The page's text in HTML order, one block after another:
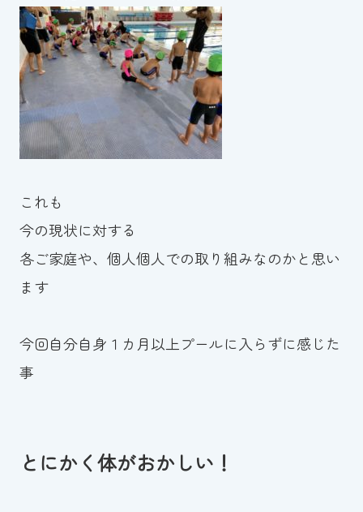
これも
今の現状に対する
各ご家庭や、個人個人での取り組みなのかと思い
ます
今回自分自身１カ月以上プールに入らずに感じた
事
とにかく体がおかしい！